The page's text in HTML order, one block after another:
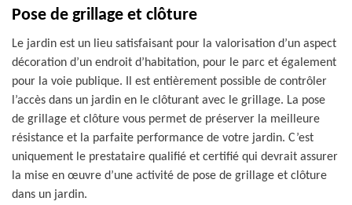
Pose de grillage et clôture
Le jardin est un lieu satisfaisant pour la valorisation d’un aspect
décoration d’un endroit d’habitation, pour le parc et également
pour la voie publique. Il est entièrement possible de contrôler
l’accès dans un jardin en le clôturant avec le grillage. La pose
de grillage et clôture vous permet de préserver la meilleure
résistance et la parfaite performance de votre jardin. C’est
uniquement le prestataire qualifié et certifié qui devrait assurer
la mise en œuvre d’une activité de pose de grillage et clôture
dans un jardin.